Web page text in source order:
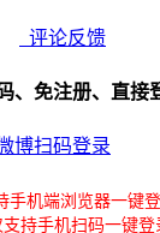
评论反馈
、免注册、直接
博扫码登录
手机端浏览器一键
持手机扫码一键登